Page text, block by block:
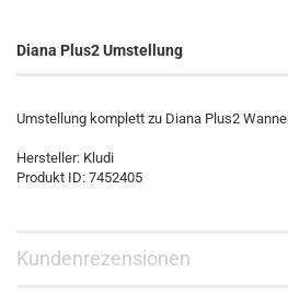
Diana Plus2 Umstellung
Umstellung komplett zu Diana Plus2
Hersteller: Kludi
Produkt ID: 7452405
Kundenrezensionen